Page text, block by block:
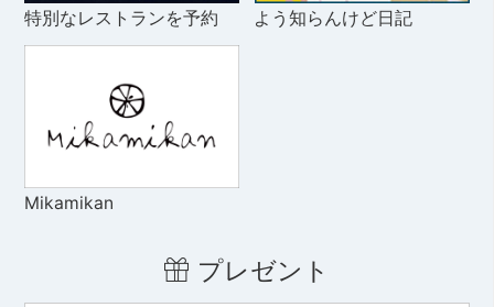
特別なレストランを予約 よう知らんけど日記
Mikamikan
プレゼント